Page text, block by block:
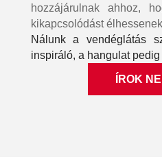
hozzájárulnak ahhoz,
kikapcsolódást
Nálunk a vendéglátás
inspiráló, a hangulat pedig
ÍROK